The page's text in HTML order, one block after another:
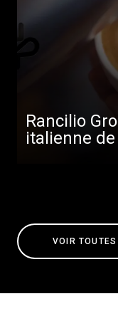
Rancilio
italienne
VOIR